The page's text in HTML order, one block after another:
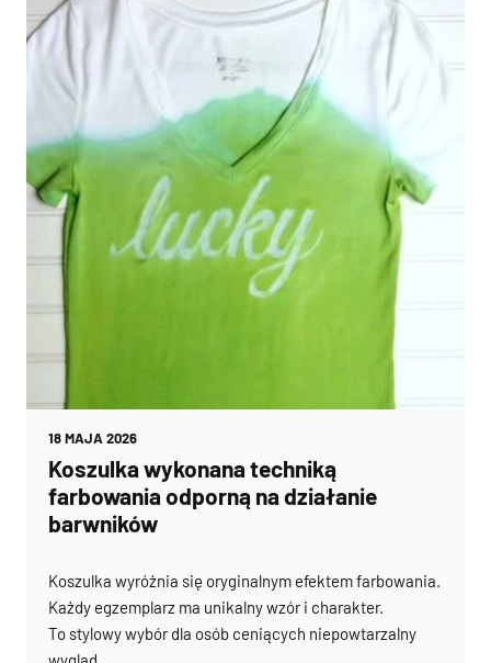
18 MAJA 2026
Koszulka wykonana techniką
farbowania odporną na działanie
barwników
Koszulka wyróżnia się oryginalnym efektem farbowania.
Każdy egzemplarz ma unikalny wzór i charakter.
To stylowy wybór dla osób ceniących niepowtarzalny